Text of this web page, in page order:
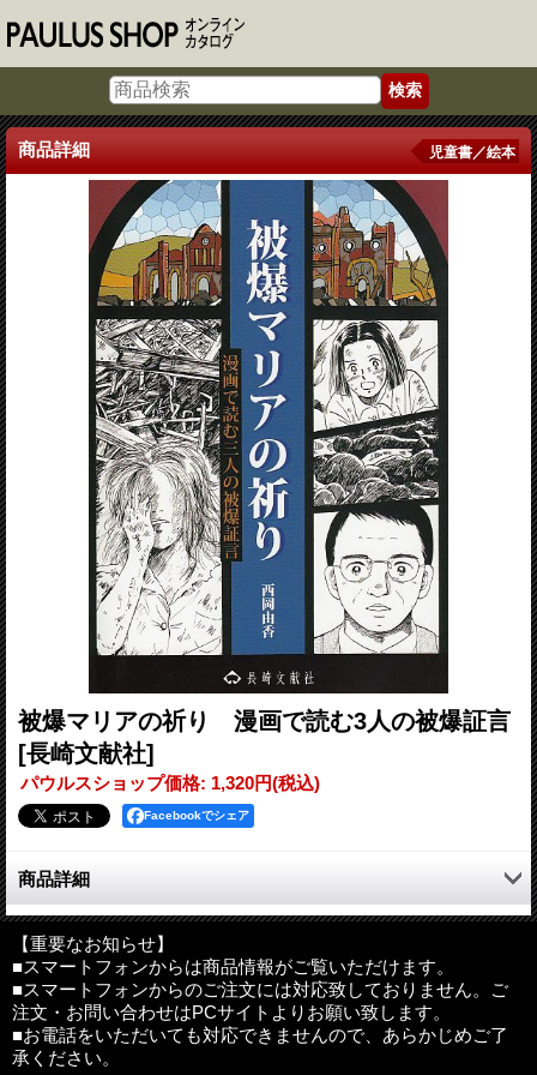
商品詳細 児童書／絵本
被爆マリアの祈り 漫画で読む3人の被爆証言
[長崎文献社]
パウルスショップ価格: 1,320円(税込)
Facebookでシェア
商品詳細
被爆70周年企画 漫画で読む3人の被爆証言!!
8月9日午前11時2分、そのとき私は…
平凡な「その日」の営みが突然地獄の炎につつまれた。
それからの人生は「いま初めて明かす」感動のドラマに…。
●目次
・じいちゃん その足どんげんしたと 小峰秀孝さんの証言
【重要なお知らせ】
■スマートフォンからは商品情報がご覧いただけます。
■スマートフォンからのご注文には対応致しておりません。ご
注文・お問い合わせはPCサイトよりお願い致します。
■お電話をいただいても対応できませんので、あらかじめご了
承ください。